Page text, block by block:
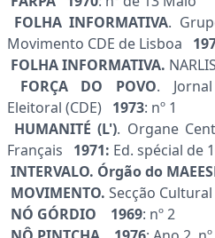
FOLHA INFORMATIVA.
Movimento CDE de Lisboa
FOLHA INFORMATIVA. NARLIS
FORÇA DO POVO. Jornal
Eleitoral (CDE) 1973: nº 1
HUMANITÉ (L'). Organe
Français 1971: Ed. spécial de
INTERVALO. Órgão do
MOVIMENTO. Secção Cultural
NÓ GÓRDIO 1969: nº 2